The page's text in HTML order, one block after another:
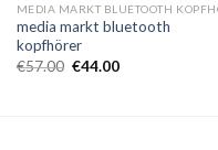
media markt bluetooth
kopfhörer
€57.00 €44.00